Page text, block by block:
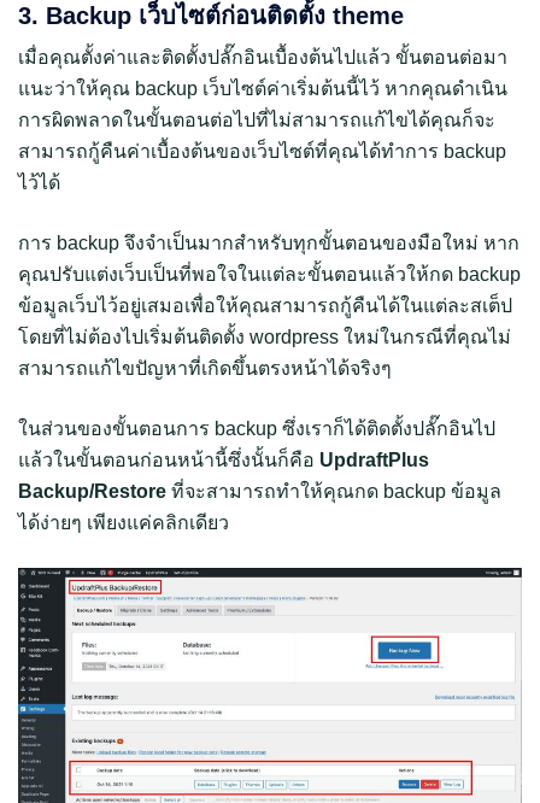
3. Backup เว็บไซต์ก่อนติดตั้ง theme
เมื่อคุณตั้งค่าและติดตั้งปลั๊กอินเบื้องต้นไปแล้ว ขั้นตอนต่อมา
แนะว่าให้คุณ backup เว็บไซต์ค่าเริ่มต้นนี้ไว้ หากคุณดำเนิน
การผิดพลาดในขั้นตอนต่อไปที่ไม่สามารถแก้ไขได้คุณก็จะ
สามารถกู้คืนค่าเบื้องต้นของเว็บไซต์ที่คุณได้ทำการ backup
ไว้ได้
การ backup จึงจำเป็นมากสำหรับทุกขั้นตอนของมือใหม่ หาก
คุณปรับแต่งเว็บเป็นที่พอใจในแต่ละขั้นตอนแล้วให้กด backup
ข้อมูลเว็บไว้อยู่เสมอเพื่อให้คุณสามารถกู้คืนได้ในแต่ละสเต็ป
โดยที่ไม่ต้องไปเริ่มต้นติดตั้ง wordpress ใหม่ในกรณีที่คุณไม่
สามารถแก้ไขปัญหาที่เกิดขึ้นตรงหน้าได้จริงๆ
ในส่วนของขั้นตอนการ backup ซึ่งเราก็ได้ติดตั้งปลั๊กอินไป
แล้วในขั้นตอนก่อนหน้านี้ซึ่งนั้นก็คือ UpdraftPlus
Backup/Restore ที่จะสามารถทำให้คุณกด backup ข้อมูล
ได้ง่ายๆ เพียงแค่คลิกเดียว